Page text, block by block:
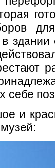
себе
и